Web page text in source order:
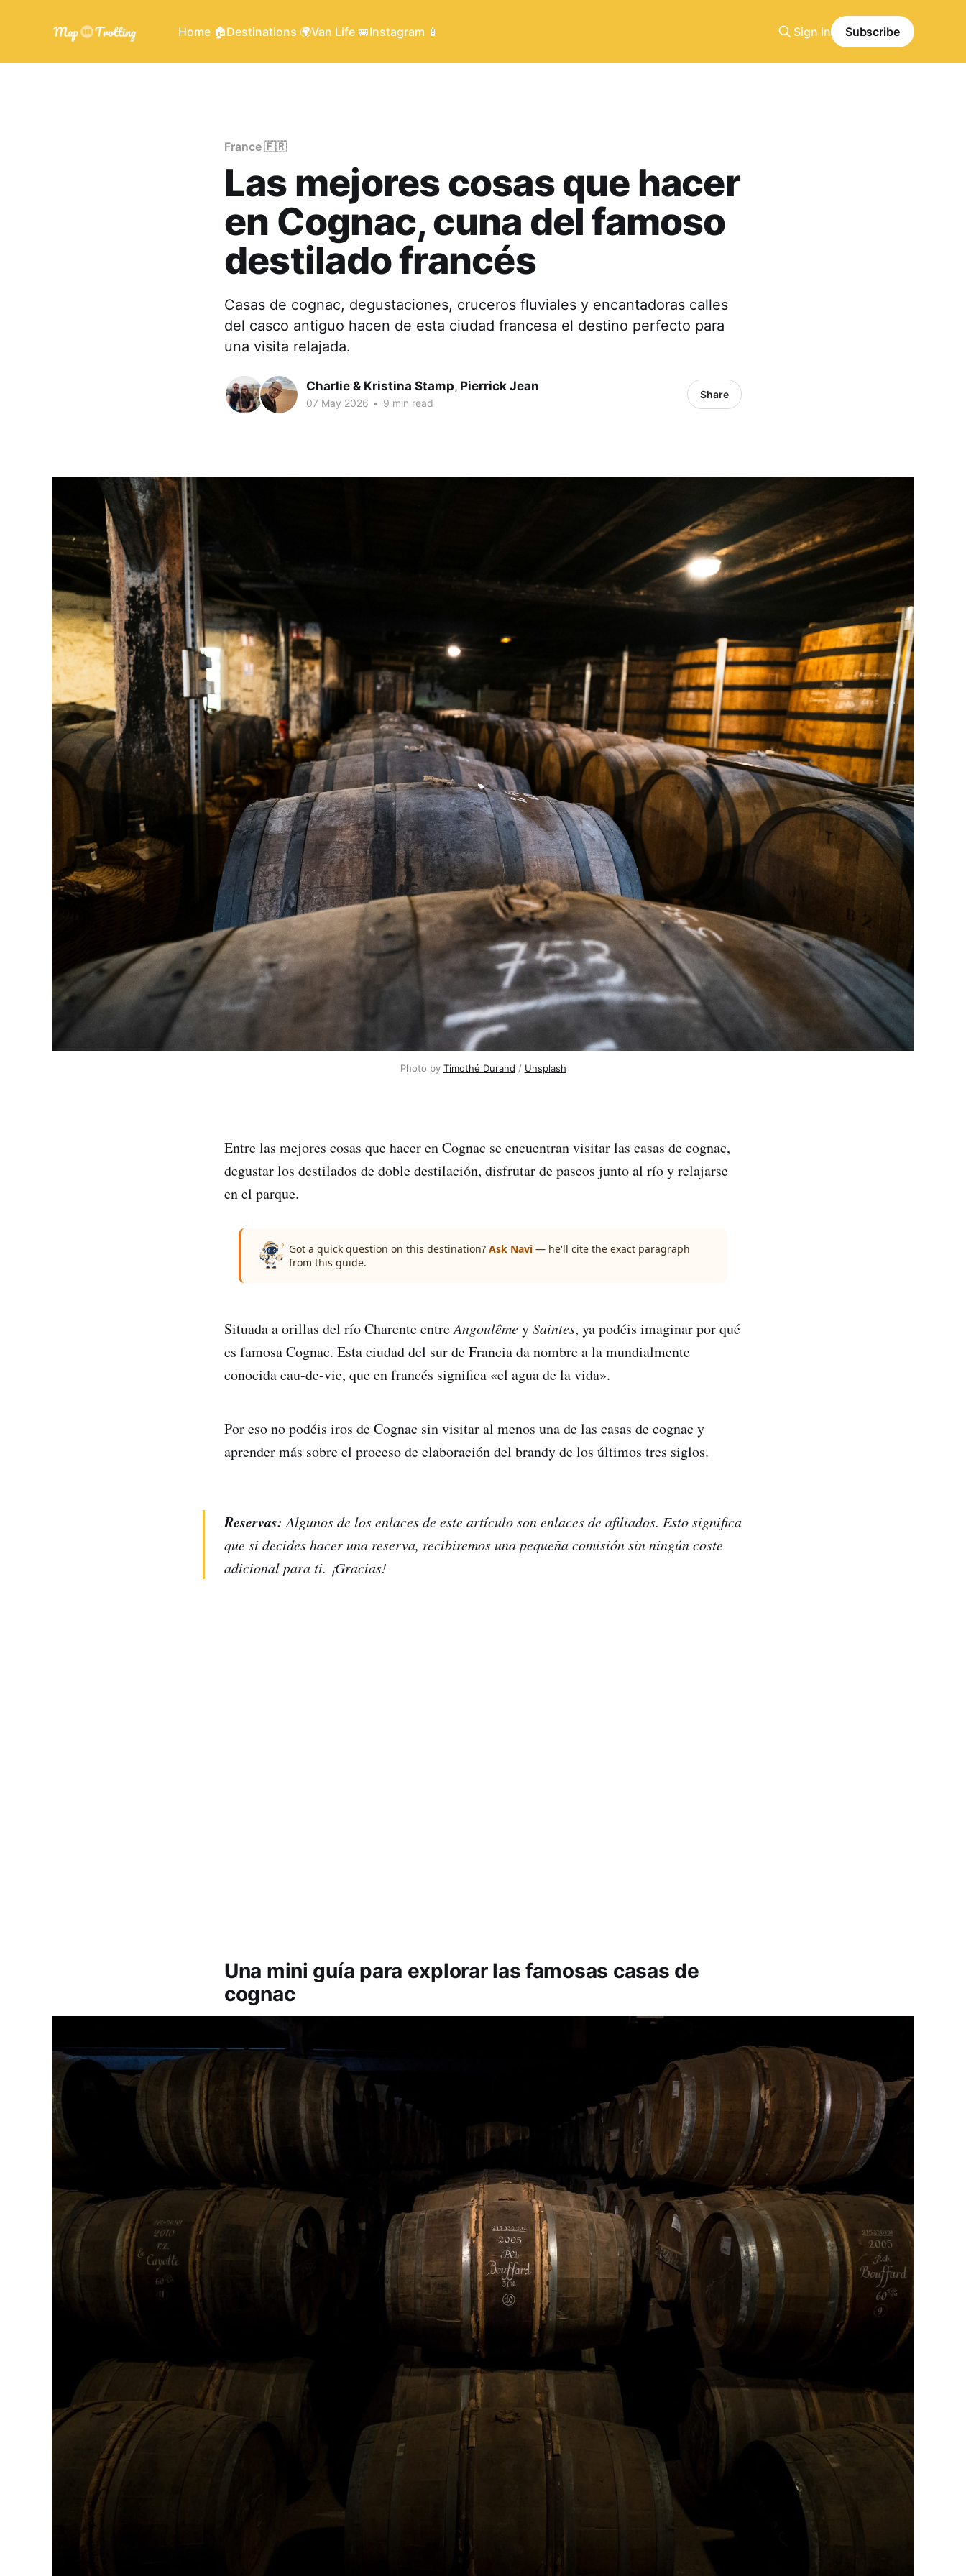
Home 🏠Destinations 🌍Van Life 🚐Instagram 📱 Sign in Subscribe
France 🇫🇷
Las mejores cosas que hacer
en Cognac, cuna del famoso
destilado francés
Casas de cognac, degustaciones, cruceros fluviales y encantadoras calles
del casco antiguo hacen de esta ciudad francesa el destino perfecto para
una visita relajada.
Charlie & Kristina Stamp, Pierrick Jean
07 May 2026 • 9 min read
Share
Photo by Timothé Durand / Unsplash
Entre las mejores cosas que hacer en Cognac se encuentran visitar las casas de cognac,
degustar los destilados de doble destilación, disfrutar de paseos junto al río y relajarse
en el parque.
Got a quick question on this destination? Ask Navi — he'll cite the exact paragraph
from this guide.
Situada a orillas del río Charente entreAngoulêmeySaintes, ya podéis imaginar por qué
es famosa Cognac. Esta ciudad del sur de Francia da nombre a la mundialmente
conocida eau-de-vie, que en francés significa «el agua de la vida».
Por eso no podéis iros de Cognac sin visitar al menos una de las casas de cognac y
aprender más sobre el proceso de elaboración del brandy de los últimos tres siglos.
Reservas: Algunos de los enlaces de este artículo son enlaces de afiliados. Esto significa
que si decides hacer una reserva, recibiremos una pequeña comisión sin ningún coste
adicional para ti. ¡Gracias!
Una mini guía para explorar las famosas casas de
cognac